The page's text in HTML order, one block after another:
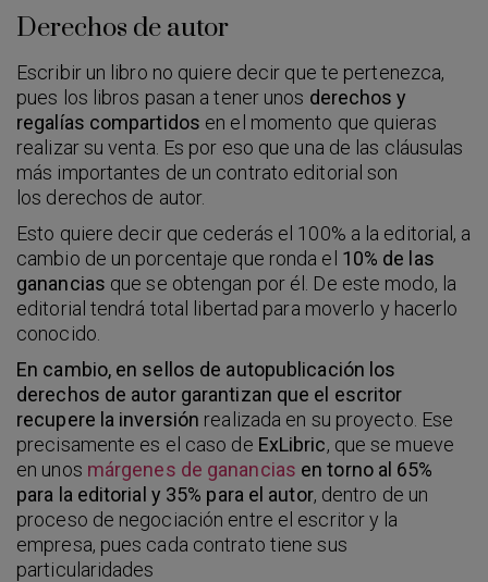
Derechos de autor
Escribir un libro no quiere decir que te pertenezca,
pues los libros pasan a tener unos derechos y
regalías compartidos en el momento que quieras
realizar su venta. Es por eso que una de las cláusulas
más importantes de un contrato editorial son
los derechos de autor.
Esto quiere decir que cederás el 100% a la editorial, a
cambio de un porcentaje que ronda el 10% de las
ganancias que se obtengan por él. De este modo, la
editorial tendrá total libertad para moverlo y hacerlo
conocido.
En cambio, en sellos de autopublicación los
derechos de autor garantizan que el escritor
recupere la inversión realizada en su proyecto. Ese
precisamente es el caso de ExLibric, que se mueve
en unos márgenes de ganancias en torno al 65%
para la editorial y 35% para el autor, dentro de un
proceso de negociación entre el escritor y la
empresa, pues cada contrato tiene sus
particularidades